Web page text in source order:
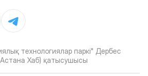
технологиялар паркі" Дербес
Хаб) қатысушысы